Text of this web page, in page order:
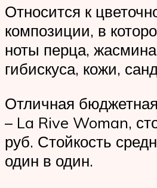
Относится к
композиции, в
ноты перца,
гибискуса, кожи,
Отличная
– La Rive Woman,
руб. Стойкость
один в один.